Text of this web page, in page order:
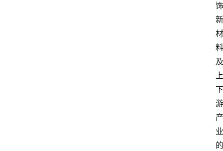
饰
新
材
料
及
上
下
游
产
业
的